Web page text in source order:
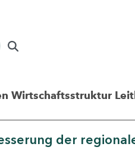
Wirtschaftsstruktur
der